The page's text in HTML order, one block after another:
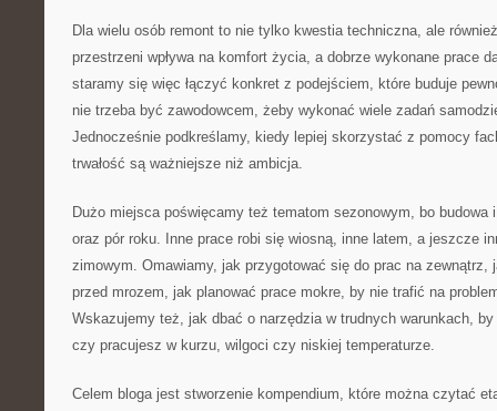
Dla wielu osób remont to nie tylko kwestia techniczna, ale
przestrzeni wpływa na komfort życia, a dobrze wykonane prace
staramy się więc łączyć konkret z podejściem, które buduje
nie trzeba być zawodowcem, żeby wykonać wiele zadań
Jednocześnie podkreślamy, kiedy lepiej skorzystać z pomocy
trwałość są ważniejsze niż ambicja.
Dużo miejsca poświęcamy też tematom sezonowym, bo budowa
oraz pór roku. Inne prace robi się wiosną, inne latem, a jeszcze
zimowym. Omawiamy, jak przygotować się do prac na zewnątrz,
przed mrozem, jak planować prace mokre, by nie trafić na
Wskazujemy też, jak dbać o narzędzia w trudnych warunkach, by
czy pracujesz w kurzu, wilgoci czy niskiej temperaturze.
Celem bloga jest stworzenie kompendium, które można czytać